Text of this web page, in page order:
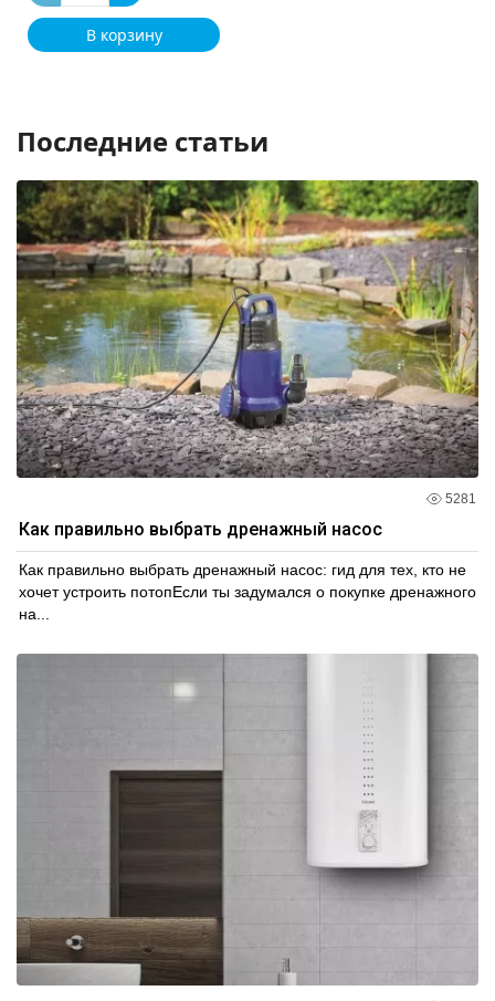
В корзину
Последние статьи
5281
Как правильно выбрать дренажный насос
Как правильно выбрать дренажный насос: гид для тех, кто не
хочет устроить потопЕсли ты задумался о покупке дренажного
на...